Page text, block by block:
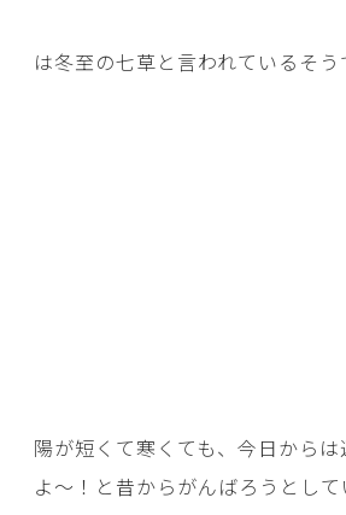
は冬至の七草と言われているそう
陽が短くて寒くても、今日からは
よ～！と昔からがんばろうとし